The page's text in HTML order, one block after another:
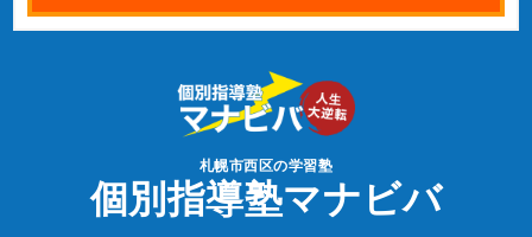
札幌市西区の学習塾
個別指導塾マナビバ